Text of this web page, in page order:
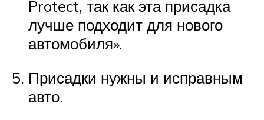
Protect, так как эта присадка
лучше подходит для нового
автомобиля».
Присадки нужны и исправным
авто.